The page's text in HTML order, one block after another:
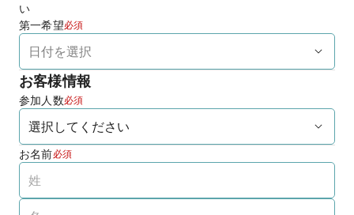
い
第一希望必須
お客様情報
参加人数必須
お名前必須